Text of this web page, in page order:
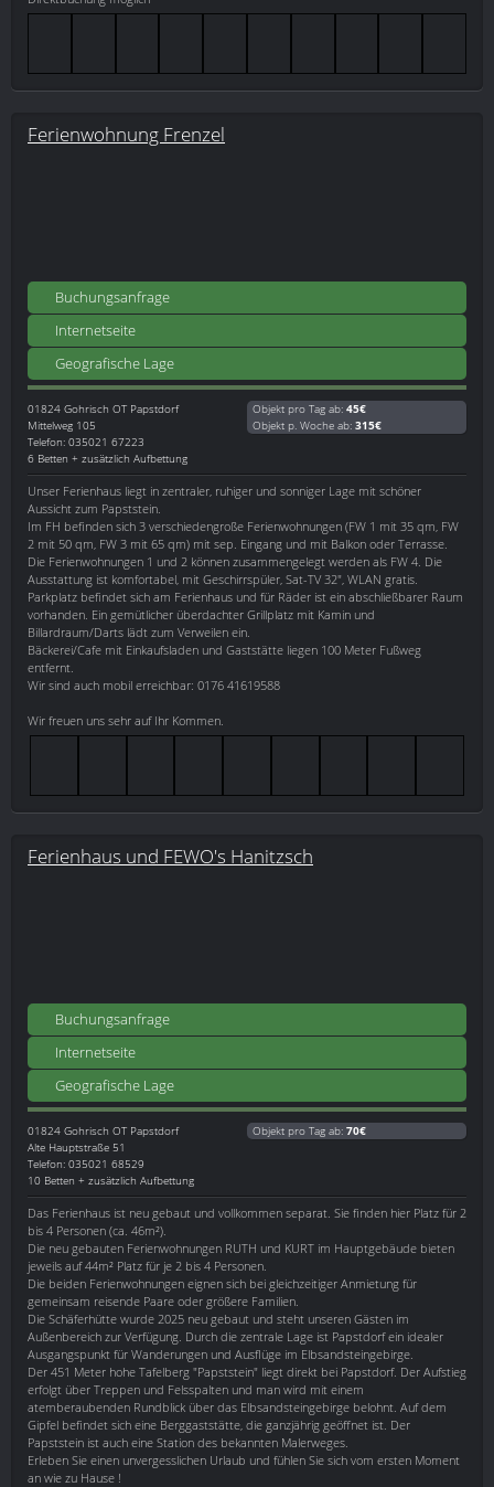
Ferienwohnung Frenzel
Buchungsanfrage
Internetseite
Geografische Lage
01824 Gohrisch OT Papstdorf
Mittelweg 105
Telefon: 035021 67223
6 Betten + zusätzlich Aufbettung
Objekt pro Tag ab: 45€
Objekt p. Woche ab: 315€
Unser Ferienhaus liegt in zentraler, ruhiger und sonniger Lage mit schöner
Aussicht zum Papststein.
Im FH befinden sich 3 verschiedengroße Ferienwohnungen (FW 1 mit 35 qm, FW
2 mit 50 qm, FW 3 mit 65 qm) mit sep. Eingang und mit Balkon oder Terrasse.
Die Ferienwohnungen 1 und 2 können zusammengelegt werden als FW 4. Die
Ausstattung ist komfortabel, mit Geschirrspüler, Sat-TV 32", WLAN gratis.
Parkplatz befindet sich am Ferienhaus und für Räder ist ein abschließbarer Raum
vorhanden. Ein gemütlicher überdachter Grillplatz mit Kamin und
Billardraum/Darts lädt zum Verweilen ein.
Bäckerei/Cafe mit Einkaufsladen und Gaststätte liegen 100 Meter Fußweg
entfernt.
Wir sind auch mobil erreichbar: 0176 41619588
Wir freuen uns sehr auf Ihr Kommen.
Ferienhaus und FEWO's Hanitzsch
Buchungsanfrage
Internetseite
Geografische Lage
01824 Gohrisch OT Papstdorf
Alte Hauptstraße 51
Telefon: 035021 68529
10 Betten + zusätzlich Aufbettung
Objekt pro Tag ab: 70€
Das Ferienhaus ist neu gebaut und vollkommen separat. Sie finden hier Platz für 2
bis 4 Personen (ca. 46m²).
Die neu gebauten Ferienwohnungen RUTH und KURT im Hauptgebäude bieten
jeweils auf 44m² Platz für je 2 bis 4 Personen.
Die beiden Ferienwohnungen eignen sich bei gleichzeitiger Anmietung für
gemeinsam reisende Paare oder größere Familien.
Die Schäferhütte wurde 2025 neu gebaut und steht unseren Gästen im
Außenbereich zur Verfügung. Durch die zentrale Lage ist Papstdorf ein idealer
Ausgangspunkt für Wanderungen und Ausflüge im Elbsandsteingebirge.
Der 451 Meter hohe Tafelberg "Papststein" liegt direkt bei Papstdorf. Der Aufstieg
erfolgt über Treppen und Felsspalten und man wird mit einem
atemberaubenden Rundblick über das Elbsandsteingebirge belohnt. Auf dem
Gipfel befindet sich eine Berggaststätte, die ganzjährig geöffnet ist. Der
Papststein ist auch eine Station des bekannten Malerweges.
Erleben Sie einen unvergesslichen Urlaub und fühlen Sie sich vom ersten Moment
an wie zu Hause !